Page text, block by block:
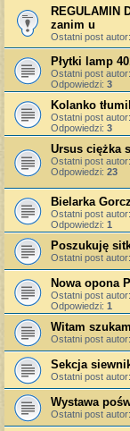
REGULAMIN
zanim u
Ostatni post autor:
Płytki lamp
Ostatni post autor:
Odpowiedzi: 3
Kolanko
Ostatni post autor:
Odpowiedzi: 3
Ursus ciężka
Ostatni post autor:
Odpowiedzi: 23
Bielarka
Ostatni post autor:
Odpowiedzi: 1
Poszukuję
Ostatni post autor:
Nowa opona
Ostatni post autor:
Odpowiedzi: 1
Witam
Ostatni post autor:
Sekcja
Ostatni post autor:
Wystawa
Ostatni post autor: